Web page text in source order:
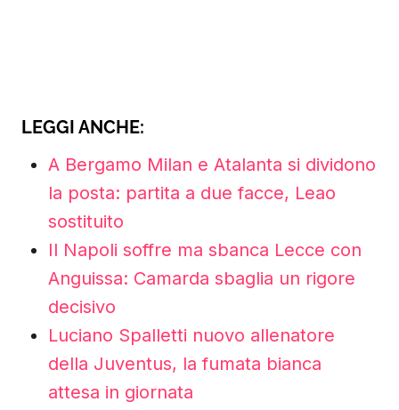
LEGGI ANCHE:
A Bergamo Milan e Atalanta si dividono
la posta: partita a due facce, Leao
sostituito
Il Napoli soffre ma sbanca Lecce con
Anguissa: Camarda sbaglia un rigore
decisivo
Luciano Spalletti nuovo allenatore
della Juventus, la fumata bianca
attesa in giornata